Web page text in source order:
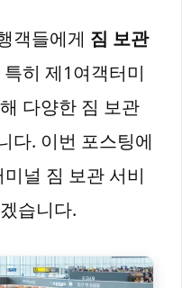
객들에게 짐 보관
히 제1여객터미
다양한 짐 보관
다. 이번 포스팅에
널 짐 보관 서비
습니다.